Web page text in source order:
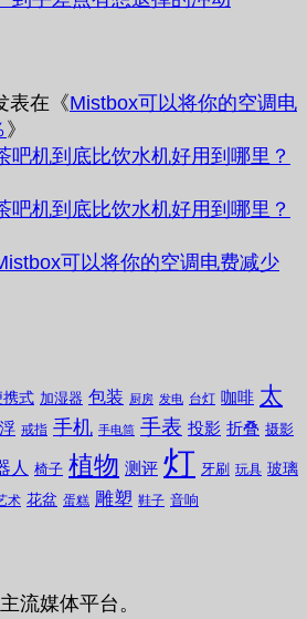
表在《Mistbox可以将你的空调电
》
吧机到底比饮水机好用到哪里？
吧机到底比饮水机好用到哪里？
可以将你的空调电费减少
携式 加湿器 包装 厨房 发电 台灯 咖啡 太
戒指 手机 手电筒 手表 投影 折叠 摄影
人 椅子 植物 测评 灯 牙刷 玩具 玻璃
术 花盆 蛋糕 雕塑 鞋子 音响
流媒体平台。